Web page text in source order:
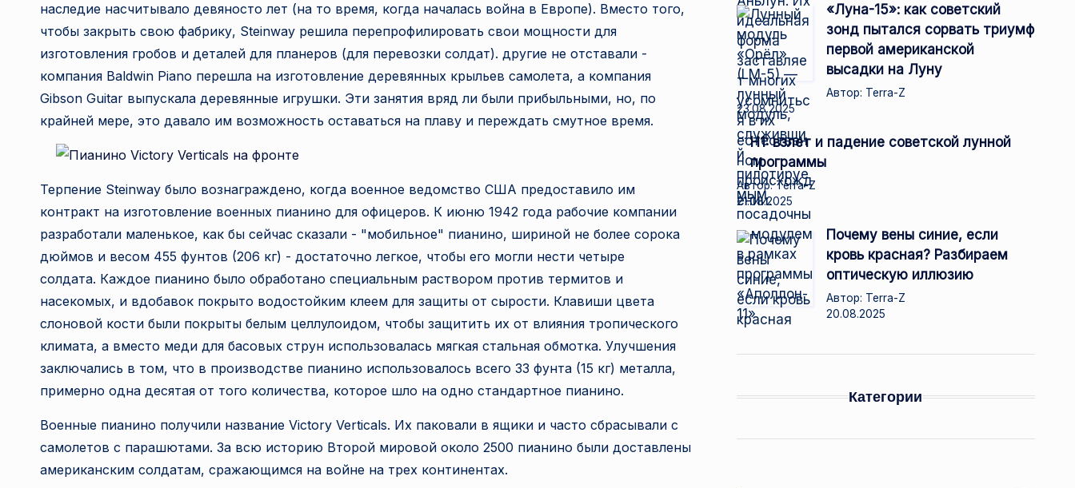
а
н
е
т
наследие насчитывало девяносто лет (на то время, когда началась война в Европе). Вместо того,
чтобы закрыть свою фабрику, Steinway решила перепрофилировать свои мощности для
изготовления гробов и деталей для планеров (для перевозки солдат). другие не отставали -
компания Baldwin Piano перешла на изготовление деревянных крыльев самолета, а компания
Gibson Guitar выпускала деревянные игрушки. Эти занятия вряд ли были прибыльными, но, по
крайней мере, это давало им возможность оставаться на плаву и переждать смутное время.
Терпение Steinway было вознаграждено, когда военное ведомство США предоставило им
контракт на изготовление военных пианино для офицеров. К июню 1942 года рабочие компании
разработали маленькое, как бы сейчас сказали - "мобильное" пианино, шириной не более сорока
дюймов и весом 455 фунтов (206 кг) - достаточно легкое, чтобы его могли нести четыре
солдата. Каждое пианино было обработано специальным раствором против термитов и
насекомых, и вдобавок покрыто водостойким клеем для защиты от сырости. Клавиши цвета
слоновой кости были покрыты белым целлулоидом, чтобы защитить их от влияния тропического
климата, а вместо меди для басовых струн использовалась мягкая стальная обмотка. Улучшения
заключались в том, что в производстве пианино использовалось всего 33 фунта (15 кг) металла,
примерно одна десятая от того количества, которое шло на одно стандартное пианино.
Военные пианино получили название Victory Verticals. Их паковали в ящики и часто сбрасывали с
самолетов с парашютами. За всю историю Второй мировой около 2500 пианино были доставлены
американским солдатам, сражающимся на войне на трех континентах.
«Луна-15»: как советский
зонд пытался сорвать триумф
первой американской
высадки на Луну
Автор: Terra-Z
23.08.2025
Н1: взлет и падение советской лунной
программы
Автор: Terra-Z
21.08.2025
Почему вены синие, если
кровь красная? Разбираем
оптическую иллюзию
Автор: Terra-Z
20.08.2025
Категории